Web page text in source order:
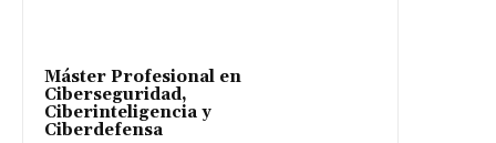
Máster Profesional en
Ciberseguridad,
Ciberinteligencia y
Ciberdefensa